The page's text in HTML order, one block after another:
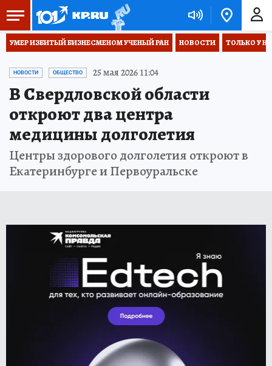
УМЕР ИЗБИТЫЙ БИЗНЕСМЕНОМ УЧЕНЫЙ РАН НОВОСТИ ТОЛЬКО У
НОВОСТИ ОБЩЕСТВО 25 мая 2026 11:04
В Свердловской области
откроют два центра
медицины долголетия
Центры здорового долголетия откроют в
Екатеринбурге и Первоуральске